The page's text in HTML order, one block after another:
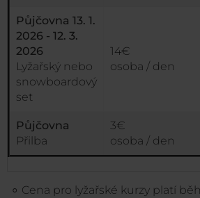
Půjčovna 13. 1.
2026 - 12. 3.
2026
Lyžařský nebo
snowboardový
set
14€
osoba / den
Půjčovna
Přilba
3€
osoba / den
Cena pro lyžařské kurzy platí